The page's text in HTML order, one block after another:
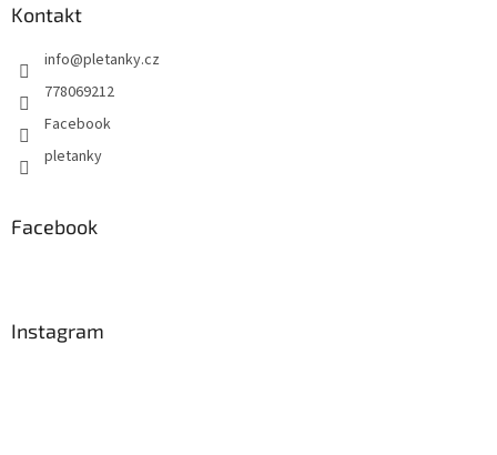
Kontakt
info@pletanky.cz
778069212
Facebook
pletanky
Facebook
Instagram